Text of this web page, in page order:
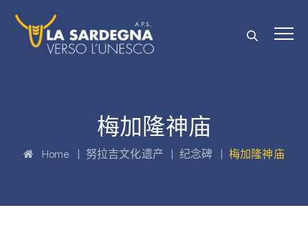
梅加隆神庙
Home | 努拉吉文化遗产 |纪念碑 | 梅加隆神庙